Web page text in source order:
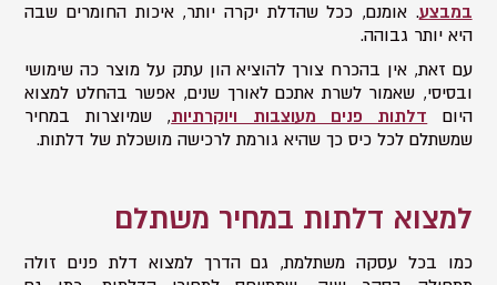
במבצע. אומנם, ככל שהדלת יקרה יותר, איכות החומרים שבה
היא יותר גבוהה.
עם זאת, אין בהכרח צורך להוציא הון עתק על מוצר כה שימושי
ובסיסי, שאמור לשרת אתכם לאורך שנים, אפשר בהחלט למצוא
היום דלתות פנים מעוצבות ויוקרתיות, שמיוצרות במחיר
שמשתלם לכל כיס כך שהיא גורמת לרכישה מושכלת של דלתות.
למצוא דלתות במחיר משתלם
כמו בכל עסקה משתלמת, גם הדרך למצוא דלת פנים זולה